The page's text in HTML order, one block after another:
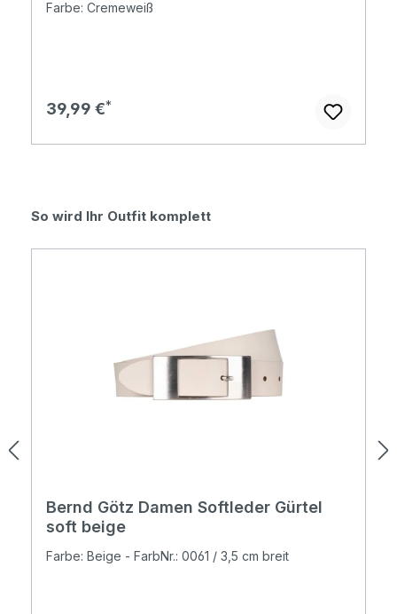
Farbe: Cremeweiß
Regulärer Preis:
39,99 €
Produktgalerie überspringen
So wird Ihr Outfit komplett
Bernd Götz Damen Softleder Gürtel
soft beige
Farbe: Beige - FarbNr.: 0061 / 3,5 cm breit